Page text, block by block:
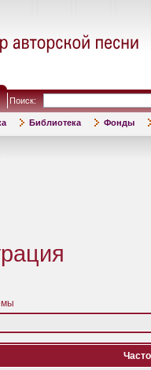
Поиск:
Библиотека Фонды